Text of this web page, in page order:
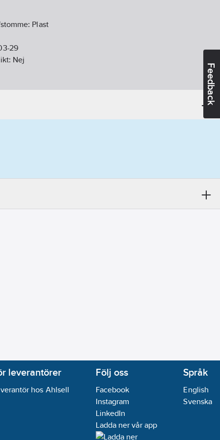
Feedback
Plast
29
Nej
leverantörer
hos Ahlsell
Följ oss
Facebook
Instagram
LinkedIn
Ladda ner vår app
Språk
English
Svenska